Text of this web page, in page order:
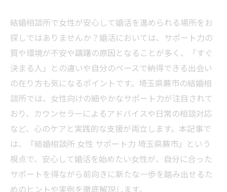
結婚相談所で女性が安心して婚活を進められる場所をお
探しではありませんか？婚活においては、サポート力の
質や環境が不安や躊躇の原因となることが多く、「すぐ
決まる人」との違いや自分のペースで納得できる出会い
の在り方も気になるポイントです。埼玉県蕨市の結婚相
談所では、女性向けの細やかなサポート力が注目されて
おり、カウンセラーによるアドバイスや日常の相談対応
など、心のケアと実践的な支援が両立します。本記事で
は、『結婚相談所 女性 サポート力 埼玉県蕨市』という
視点で、安心して婚活を始めたい女性が、自分に合った
サポートを得ながら前向きに新たな一歩を踏み出せるた
めのヒントや実例を徹底解説します。